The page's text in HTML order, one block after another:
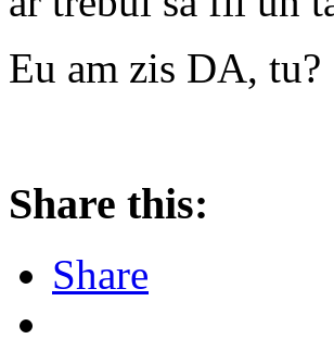
Eu am zis DA, tu?
Share this:
Share